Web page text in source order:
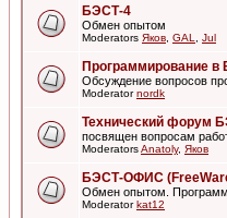
БЭСТ-4
Обмен опытом
Moderators Яков GAL Jul
Программирование в
Обсуждение вопросов
Moderatornordk
Технический форум
посвящен вопросам
ModeratorsAnatoly, Яков
БЭСТ-ОФИС
Обмен опытом.
Moderatorkat12